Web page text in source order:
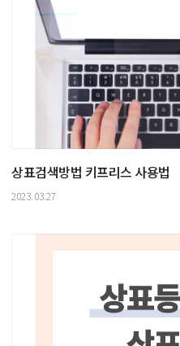
상표검색방법 키프리스 사용법
2023.03.27